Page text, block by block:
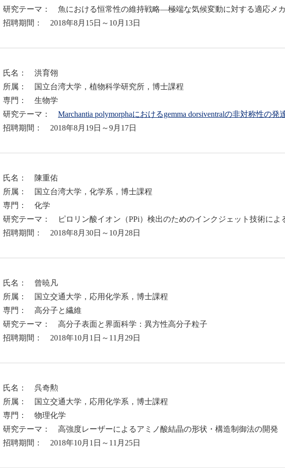
テーマ： 魚における恒常性の維持戦略―極端な気候変動に対する適応メ
期間： 2018年8月15日～10月13日
氏名： 洪育翎
： 国立台湾大学，植物科学研究所，博士課程
門： 生物学
究テーマ： Marchantia polymorphaにおけるgemma dorsiventralの非対称性の発
期間： 2018年8月19日～9月17日
氏名： 陳重佑
： 国立台湾大学，化学系，博士課程
門： 化学
テーマ： ピロリン酸イオン（PPi）検出のためのインクジェット技術によ
期間： 2018年8月30日～10月28日
氏名： 曾暁凡
： 国立交通大学，応用化学系，博士課程
： 高分子と繊維
テーマ： 高分子表面と界面科学：異方性高分子粒子
期間： 2018年10月1日～11月29日
氏名： 呉奇勲
： 国立交通大学，応用化学系，博士課程
門： 物理化学
テーマ： 高強度レーザーによるアミノ酸結晶の形状・構造制御法の開発
期間： 2018年10月1日～11月25日